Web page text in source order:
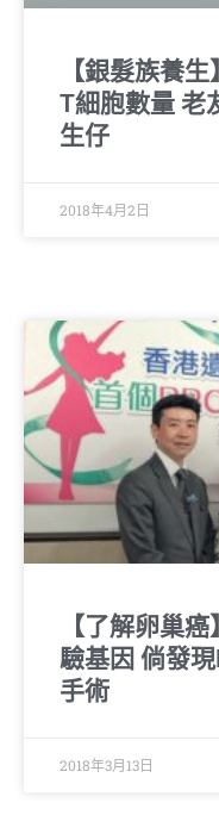
【銀髮族養
T細胞數量 老
生仔
2018年4月2日
【了解卵巢
驗基因 倘發
手術
2018年3月13日